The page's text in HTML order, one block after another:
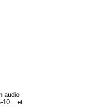
audio
10... et